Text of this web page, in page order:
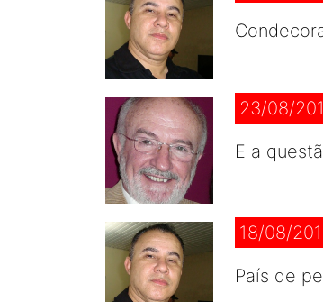
23/08/
E a
18/08/
País de